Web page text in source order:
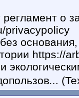
о
privacypolicy
https://